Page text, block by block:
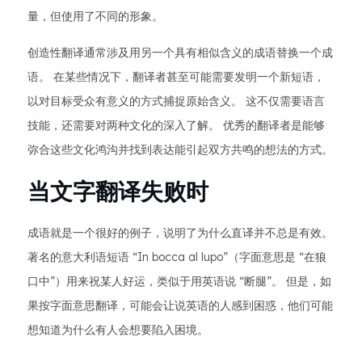
量，但使用了不同的形象。
创造性翻译通常涉及用另一个具有相似含义的成语替换一个成
语。 在某些情况下，翻译者甚至可能需要发明一个新短语，
以对目标受众有意义的方式捕捉原始含义。 这不仅需要语言
技能，还需要对两种文化的深入了解。 优秀的翻译者是能够
弥合这些文化鸿沟并找到表达能引起双方共鸣的想法的方式。
当文字翻译失败时
成语就是一个很好的例子，说明了为什么直译并不总是有效。
著名的意大利语短语 “In bocca al lupo”（字面意思是 “在狼
口中”）用来祝某人好运，类似于用英语说 “断腿”。 但是，如
果按字面意思翻译，可能会让说英语的人感到困惑，他们可能
想知道为什么有人会想要陷入困境。